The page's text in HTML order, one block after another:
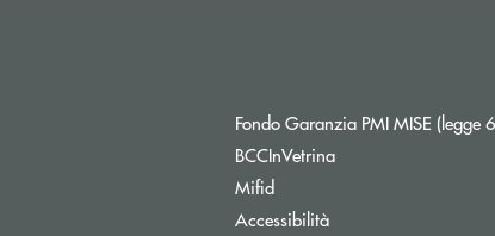
Fondo Garanzia PMI MISE
BCCInVetrina
Mifid
Accessibilità